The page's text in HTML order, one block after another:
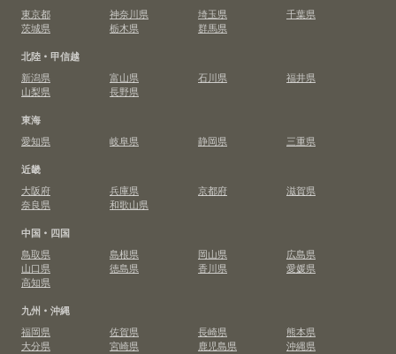
東京都
神奈川県 埼玉県
千葉県
茨城県
栃木県
群馬県
北陸・甲信越
新潟県
富山県 石川県
福井県
山梨県
長野県
東海
愛知県
岐阜県 静岡県
三重県
近畿
大阪府
兵庫県 京都府
滋賀県
奈良県
和歌山県
中国・四国
鳥取県
島根県 岡山県
広島県
山口県
徳島県 香川県
愛媛県
高知県
九州・沖縄
福岡県
佐賀県 長崎県
熊本県
大分県
宮崎県 鹿児島県 沖縄県